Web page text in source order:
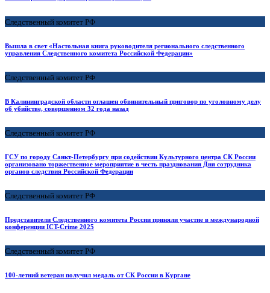
Следственный комитет РФ
Вышла в свет «Настольная книга руководителя регионального следственного
управления Следственного комитета Российской Федерации»
Следственный комитет РФ
В Калининградской области оглашен обвинительный приговор по уголовному делу
об убийстве, совершенном 32 года назад
Следственный комитет РФ
ГСУ по городу Санкт-Петербургу при содействии Культурного центра СК России
организовано торжественное мероприятие в честь празднования Дня сотрудника
органов следствия Российской Федерации
Следственный комитет РФ
Представители Следственного комитета России приняли участие в международной
конференции ICT-Crime 2025
Следственный комитет РФ
100-летний ветеран получил медаль от СК России в Кургане